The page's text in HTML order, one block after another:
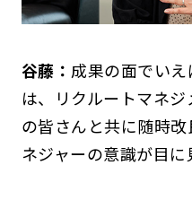
谷藤： 成果の面でい
は、リクルートマネ
の皆さんと共に随時
ネジャーの意識が目に